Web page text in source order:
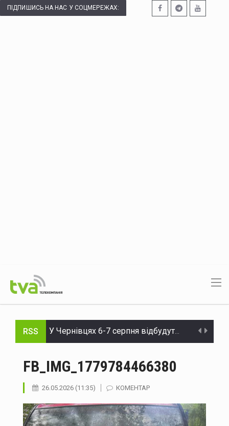
ПІДПИШИСЬ НА НАС У СОЦМЕРЕЖАХ:
RSS
Через аварію на бульварі Героїв Крут у Чернівцях до вечора не буде води в низці будинків
FB_IMG_1779784466380
26.05.2026 (11:35) КОМЕНТАР